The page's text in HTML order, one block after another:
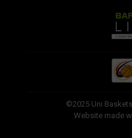
©2025 Uni
Website made